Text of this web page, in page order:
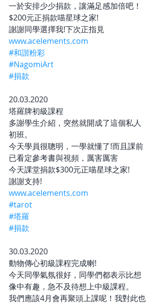
一於安排少少捐款，讓滿足感加倍吧！
$200元正捐款喵星球之家!
謝謝同學選擇我!下次正指見
www.acelements.com
#和諧粉彩
#NagomiArt
#捐款
20.03.2020
塔羅牌初級課程
多謝學生介紹，突然就開成了這個私人
初班。
今天學員很聰明，一學就懂了!而且課前
已看定參考書與視頻，厲害厲害
今天課堂捐款$300元正喵星球之家!
謝謝支持!
www.acelements.com
#tarot
#塔羅
#捐款
30.03.2020
動物傳心初級課程完成喇!
今天同學氣氛很好，同學們都表示比想
像中有趣，急不及待想上中級課程。
我們應該4月會再聚頭上課呢！我對此也